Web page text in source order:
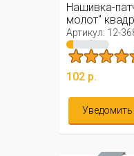
Нашивка-
молот"
Артикул: 12-
102 р.